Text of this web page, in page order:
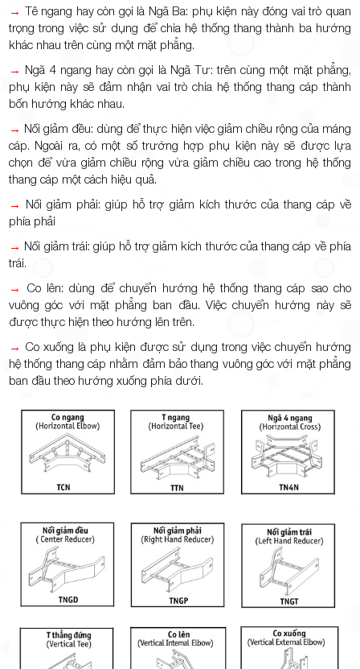
→ Tê ngang hay còn gọi là Ngã Ba: phụ kiện này đóng vai trò quan
trọng trong việc sử dụng để chia hệ thống thang thành ba hướng
khác nhau trên cùng một mặt phẳng.
→ Ngã 4 ngang hay còn gọi là Ngã Tư: trên cùng một mặt phẳng,
phụ kiện này sẽ đảm nhận vai trò chia hệ thống thang cáp thành
bốn hướng khác nhau.
→ Nối giảm đều: dùng để thực hiện việc giảm chiều rộng của máng
cáp. Ngoài ra, có một số trường hợp phụ kiện này sẽ được lựa
chọn để vừa giảm chiều rộng vừa giảm chiều cao trong hệ thống
thang cáp một cách hiệu quả.
→ Nối giảm phải: giúp hỗ trợ giảm kích thước của thang cáp về
phía phải
→ Nối giảm trái: giúp hỗ trợ giảm kích thước của thang cáp về phía
trái.
→ Co lên: dùng để chuyển hướng hệ thống thang cáp sao cho
vuông góc với mặt phẳng ban đầu. Việc chuyển hướng này sẽ
được thực hiện theo hướng lên trên.
→ Co xuống là phụ kiện được sử dụng trong việc chuyển hướng
hệ thống thang cáp nhằm đảm bảo thang vuông góc với mặt phẳng
ban đầu theo hướng xuống phía dưới.